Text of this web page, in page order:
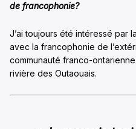
de francophonie?
J’ai toujours été intéressé par
avec la francophonie de
communauté franco-
rivière des Outaouais.